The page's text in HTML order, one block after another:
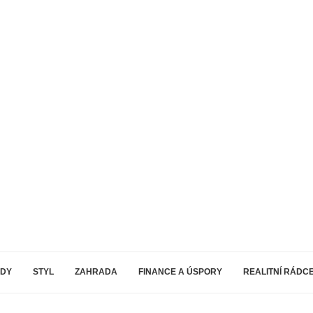
STYL ZAHRADA FINANCE A ÚSPORY REALITNÍ